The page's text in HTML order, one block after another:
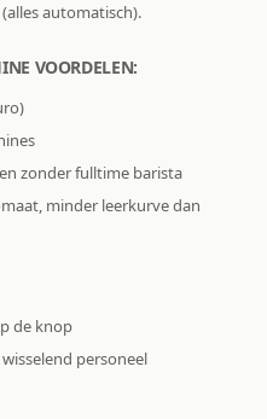
automatisch).
VOORDELEN:
zonder fulltime barista
minder leerkurve dan
de knop
personeel